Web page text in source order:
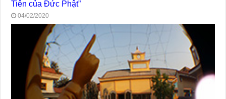
Tiên của Đức Phật”
04/02/2020